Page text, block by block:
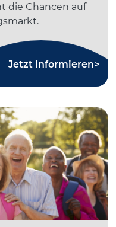
die Chancen auf
Jetzt informieren>